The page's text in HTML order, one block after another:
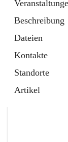
Beschreibung
Dateien
Kontakte
Standorte
Artikel